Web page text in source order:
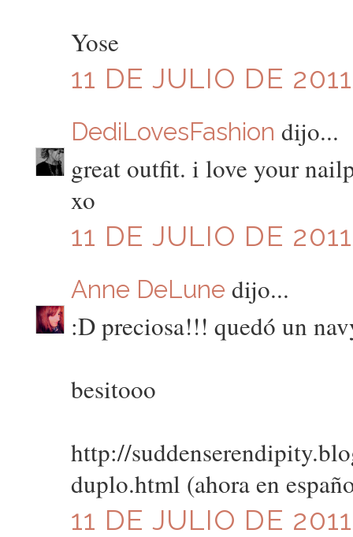
Yose
11 DE JULIO DE
DediLovesFashion dijo...
great outfit. i love your
xo
11 DE JULIO DE
Anne DeLune dijo...
:D preciosa!!! quedó un
besitooo
http://
duplo.html (ahora en
11 DE JULIO DE